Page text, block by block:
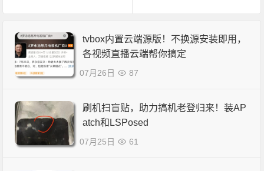
tvbox内置云端源版！不换源安装即用，
各视频直播云端帮你搞定
07月26日 87
刷机扫盲贴，助力搞机老登归来！装AP
atch和LSPosed
07月25日 61